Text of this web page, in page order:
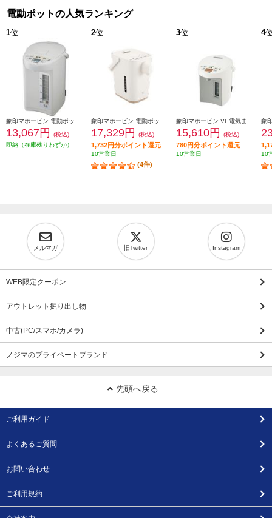
電動ポットの人気ランキング
1位
13,067円
(税込)
即納（在庫残りわずか）
2位
17,329円 (税込)
1,732円分ポイント還元
10営業日
(4件)
3位
15,610円 (税込)
780円分ポイント還元
10営業日
4
10
メルマガ 旧Twitter Instagram
WEB限定クーポン
アウトレット掘り出し物
中古(PC/スマホ/カメラ)
ノジマのプライベートブランド
先頭へ戻る
ご利用ガイド
よくあるご質問
お問い合わせ
ご利用規約